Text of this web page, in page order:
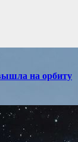
на орбиту